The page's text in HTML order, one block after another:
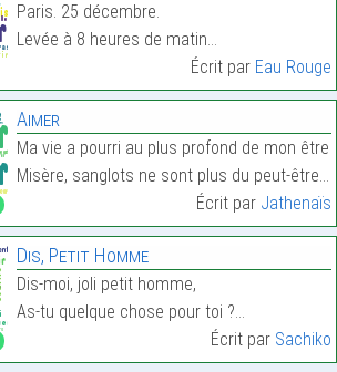
Paris. 25 décembre.
Levée à 8 heures de matin…
Écrit par Eau Rouge
Aimer
Ma vie a pourri au plus profond de mon être
Misère, sanglots ne sont plus du peut-être…
Écrit par Jathenaïs
Dis, Petit Homme
Dis-moi, joli petit homme,
As-tu quelque chose pour toi ?…
Écrit par Sachiko